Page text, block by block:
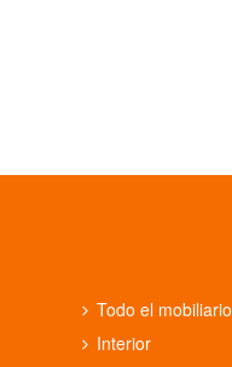
Todo el mobiliario
Interior